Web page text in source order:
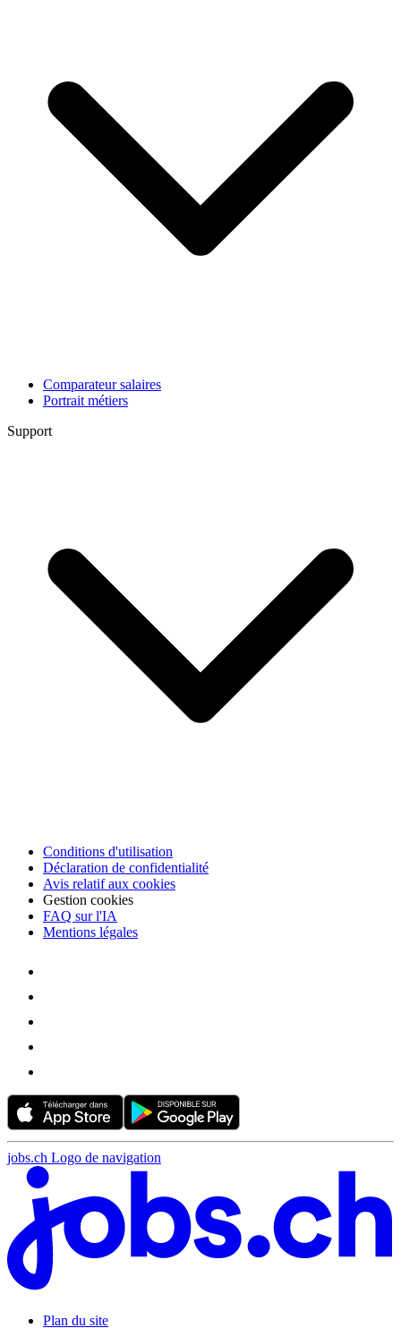
Comparateur salaires
Portrait métiers
Support
Conditions d'utilisation
Déclaration de confidentialité
Avis relatif aux cookies
Gestion cookies
FAQ sur l'IA
Mentions légales
jobs.ch Logo de navigation
Plan du site